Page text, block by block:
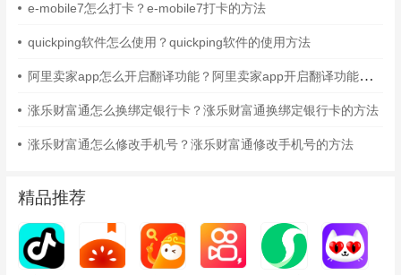
e-mobile7怎么打卡？e-mobile7打卡的方法
quickping软件怎么使用？quickping软件的使用方法
阿里卖家app怎么开启翻译功能？阿里卖家app开启翻译功能的方法
涨乐财富通怎么换绑定银行卡？涨乐财富通换绑定银行卡的方法
涨乐财富通怎么修改手机号？涨乐财富通修改手机号的方法
精品推荐